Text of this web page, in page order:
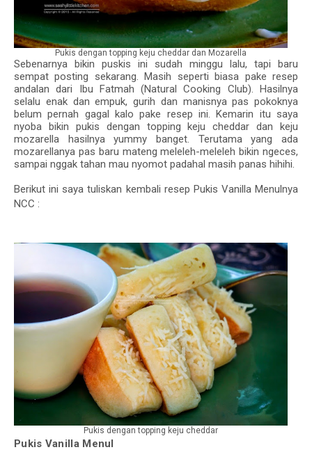
Pukis dengan topping keju cheddar dan Mozarella
Sebenarnya bikin puskis ini sudah minggu lalu, tapi baru
sempat posting sekarang. Masih seperti biasa pake resep
andalan dari Ibu Fatmah (Natural Cooking Club). Hasilnya
selalu enak dan empuk, gurih dan manisnya pas pokoknya
belum pernah gagal kalo pake resep ini. Kemarin itu saya
nyoba bikin pukis dengan topping keju cheddar dan keju
mozarella hasilnya yummy banget. Terutama yang ada
mozarellanya pas baru mateng meleleh-meleleh bikin ngeces,
sampai nggak tahan mau nyomot padahal masih panas hihihi.
Berikut ini saya tuliskan kembali resep Pukis Vanilla Menulnya
NCC :
Pukis dengan topping keju cheddar
Pukis Vanilla Menul